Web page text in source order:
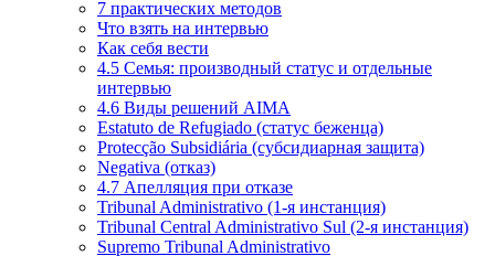
7 практических методов
Что взять на интервью
Как себя вести
4.5 Семья: производный статус и отдельные
интервью
4.6 Виды решений AIMA
Estatuto de Refugiado (статус беженца)
Protecção Subsidiária (субсидиарная защита)
Negativa (отказ)
4.7 Апелляция при отказе
Tribunal Administrativo (1-я инстанция)
Tribunal Central Administrativo Sul (2-я инстанция)
Supremo Tribunal Administrativo